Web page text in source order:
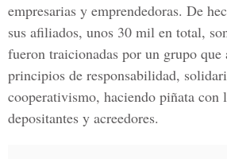
empresarias y emprendedoras. De
sus afiliados, unos 30 mil en total,
fueron traicionadas por un grupo que
principios de responsabilidad,
cooperativismo, haciendo piñata con
depositantes y acreedores.